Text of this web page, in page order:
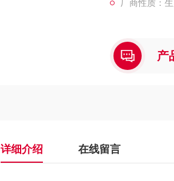
厂商性质：
产
详细介绍 在线留言